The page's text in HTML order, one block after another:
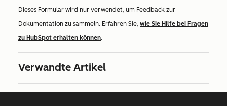
Dieses Formular wird nur verwendet, um Feedback zur
Dokumentation zu sammeln. Erfahren Sie, wie Sie Hilfe bei Fragen
zu HubSpot erhalten können.
Verwandte Artikel